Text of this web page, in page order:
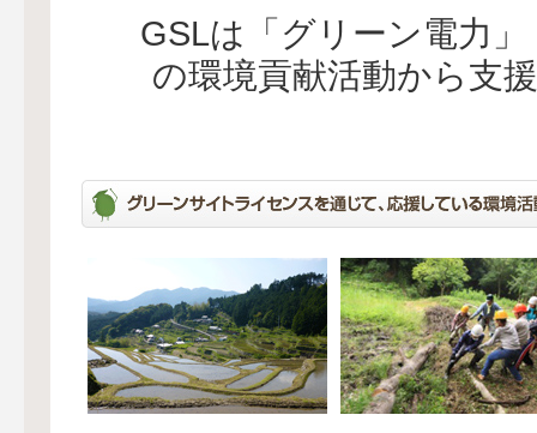
GSLは「グリーン電力
の環境貢献活動から支